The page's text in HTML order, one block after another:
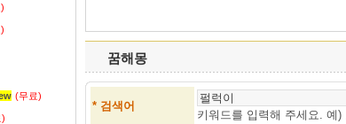
(무료)
꿈해몽
* 검색어
키워드를 입력해 주세요. 예)